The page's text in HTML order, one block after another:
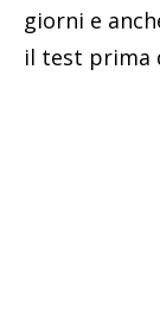
giorni e
il test prima